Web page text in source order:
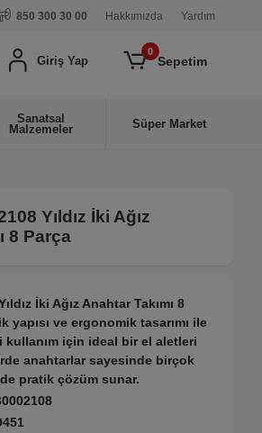
850 300 30 00 Hakkımızda Yardım
Giriş Yap
0
Sepetim
Sanatsal
Malzemeler
Süper Market
Yıldız İki Ağız
8 Parça
İki Ağız Anahtar Takımı 8
yapısı ve ergonomik tasarımı ile
için ideal bir el aletleri
anahtarlar sayesinde birçok
pratik çözüm sunar.